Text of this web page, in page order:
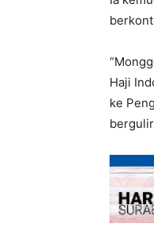
Haji
ke